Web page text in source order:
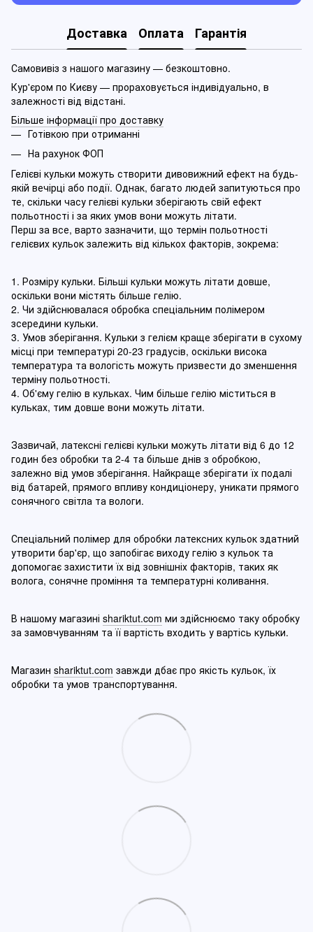
Доставка Оплата Гарантія
Самовивіз з нашого магазину — безкоштовно.
Кур'єром по Києву — прораховується індивідуально, в
залежності від відстані.
Більше інформації про доставку
Готівкою при отриманні
На рахунок ФОП
Гелієві кульки можуть створити дивовижний ефект на будь-
якій вечірці або події. Однак, багато людей запитуються про
те, скільки часу гелієві кульки зберігають свій ефект
польотності і за яких умов вони можуть літати.
Перш за все, варто зазначити, що термін польотності
гелієвих кульок залежить від кількох факторів, зокрема:
1. Розміру кульки. Більші кульки можуть літати довше,
оскільки вони містять більше гелію.
2. Чи здійснювалася обробка спеціальним полімером
зсередини кульки.
3. Умов зберігання. Кульки з гелієм краще зберігати в сухому
місці при температурі 20-23 градусів, оскільки висока
температура та вологість можуть призвести до зменшення
терміну польотності.
4. Об'єму гелію в кульках. Чим більше гелію міститься в
кульках, тим довше вони можуть літати.
Зазвичай, латексні гелієві кульки можуть літати від 6 до 12
годин без обробки та 2-4 та більше днів з обробкою,
залежно від умов зберігання. Найкраще зберігати їх подалі
від батарей, прямого впливу кондиціонеру, уникати прямого
сонячного світла та вологи.
Спеціальний полімер для обробки латексних кульок здатний
утворити бар'єр, що запобігає виходу гелію з кульок та
допомогає захистити їх від зовнішніх факторів, таких як
волога, сонячне проміння та температурні коливання.
В нашому магазині shariktut.com ми здійснюємо таку обробку
за замовчуванням та її вартість входить у вартісь кульки.
Магазин shariktut.com завжди дбає про якість кульок, їх
обробки та умов транспортування.